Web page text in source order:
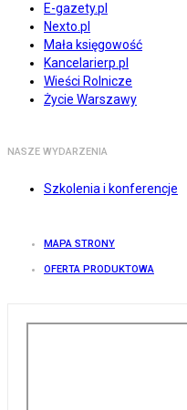
E-gazety.pl
Nexto.pl
Mała księgowość
Kancelarierp.pl
Wieści Rolnicze
Życie Warszawy
NASZE WYDARZENIA
Szkolenia i konferencje
MAPA STRONY
OFERTA PRODUKTOWA